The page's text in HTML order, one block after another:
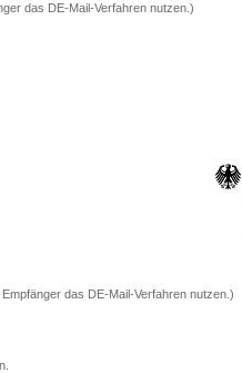
das DE-Mail-Verfahren nutzen.)
das DE-Mail-Verfahren nutzen.)